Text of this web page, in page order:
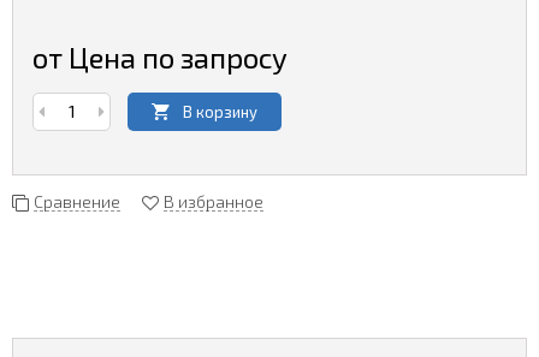
от Цена по запросу
В корзину
Сравнение В избранное